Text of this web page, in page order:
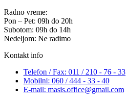
Radno vreme:
Pon – Pet: 09h do 20h
Subotom: 09h do 14h
Nedeljom: Ne radimo
Kontakt info
Telefon / Fax: 011 / 210 - 76 - 33
Mobilni: 060 / 444 - 33 - 40
E-mail: masis.office@gmail.com